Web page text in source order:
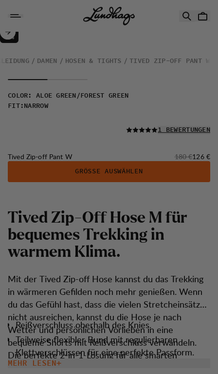
Tived Zip-off Pant W
VERKAUF
30%
DAMEN HOSEN & TIGHTS TIVED ZIP-OFF PANT W
COLOR : ALOE GREEN/FOREST GREEN
FIT: NARROW
LESEN SIE ALLE
1 BEWERTUNGEN
Tived Zip-off Pant W Originalpreis:
180 €126 €
GRÖSSE AUSWÄHLEN
Tived Zip-Off Hose M für
bequemes Trekking in
warmem Klima.
Mit der Tived Zip-off Hose kannst du das Trekking
in wärmeren Gefilden noch mehr genießen. Wenn
du das Gefühl hast, dass die vielen Stretcheinsätze
nicht ausreichen, kannst du die Hose je nach
Wetter und persönlichen Vorlieben in eine
bequeme Shorts mit Reißverschluss verwandeln.
Die perfekte 2-in-1-Lösung für alle smarten
Wanderer da draußen.
Reißverschluss oberhalb des Knies.
Teilweise flexibler Bund mit regulierbaren
Klettverschlüssen für eine perfekte Passform.
Kordelzug am Beinsaum.
MEHR LESEN